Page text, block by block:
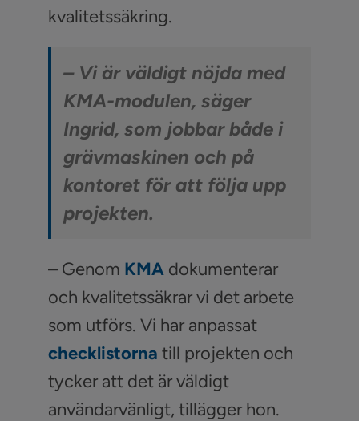
kvalitetssäkring.
– Vi är väldigt nöjda med
KMA-modulen, säger
Ingrid, som jobbar både i
grävmaskinen och på
kontoret för att följa upp
projekten.
– Genom KMAdokumenterar
och kvalitetssäkrar vi det arbete
som utförs. Vi har anpassat
checklistorna till projekten och
tycker att det är väldigt
användarvänligt, tillägger hon.